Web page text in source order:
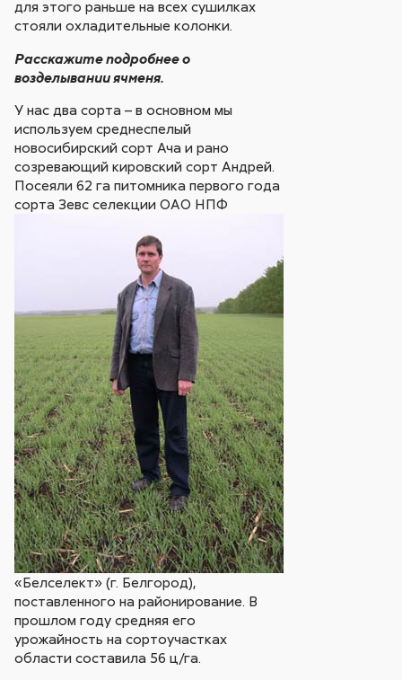
для этого раньше на всех сушилках
стояли охладительные колонки.
Расскажите подробнее о
возделывании ячменя.
У нас два сорта – в основном мы
используем среднеспелый
новосибирский сорт Ача и рано
созревающий кировский сорт Андрей.
Посеяли 62 га питомника первого года
сорта Зевсселекции ОАО НПФ
«Белселект» (г. Белгород),
поставленного на районирование. В
прошлом году средняя его
урожайность на сортоучастках
области составила 56 ц/га.